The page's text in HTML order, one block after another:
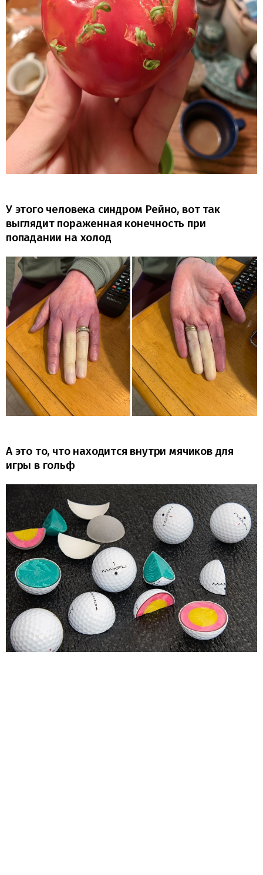
У этого человека синдром Рейно, вот так
выглядит пораженная конечность при
попадании на холод
А это то, что находится внутри мячиков для
игры в гольф